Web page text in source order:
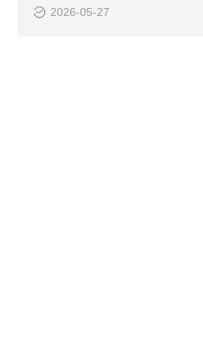
2026-05-27